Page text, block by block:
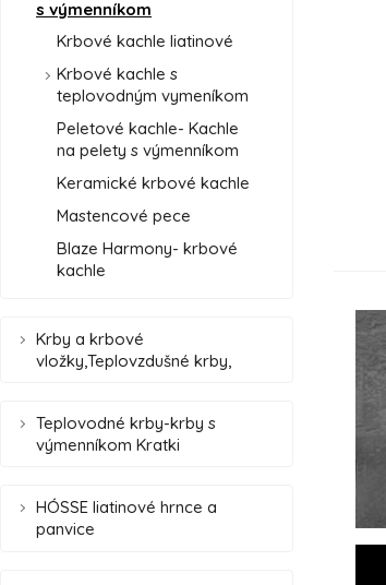
s výmenníkom
Krbové kachle liatinové
Krbové kachle s
teplovodným vymeníkom
Peletové kachle- Kachle
na pelety s výmenníkom
Keramické krbové kachle
Mastencové pece
Blaze Harmony- krbové
kachle
Krby a krbové
vložky,Teplovzdušné krby,
Teplovodné krby-krby s
výmenníkom Kratki
HÓSSE liatinové hrnce a
panvice